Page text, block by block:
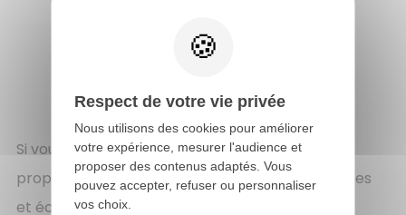
Si vous souhaitez un peu plus de fantaisie, nous
proposons des masques à plumes. Le loup plumes
et écailles de couleur bleu (23387) et le loup à
Respect de votre vie privée
Nous utilisons des cookies pour améliorer
votre expérience, mesurer l'audience et
proposer des contenus adaptés. Vous
pouvez accepter, refuser ou personnaliser
vos choix.